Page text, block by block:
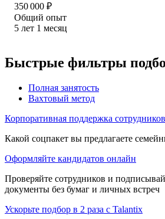
350 000 ₽
Общий опыт
5 лет 1 месяц
Быстрые фильтры
Полная занятость
Вахтовый метод
Корпоративная поддержка сотрудников
Какой соцпакет вы предлагаете
Оформляйте кандидатов онлайн
Проверяйте сотрудников и
документы без бумаг и личных встреч
Ускорьте подбор в 2 раза с Talantix